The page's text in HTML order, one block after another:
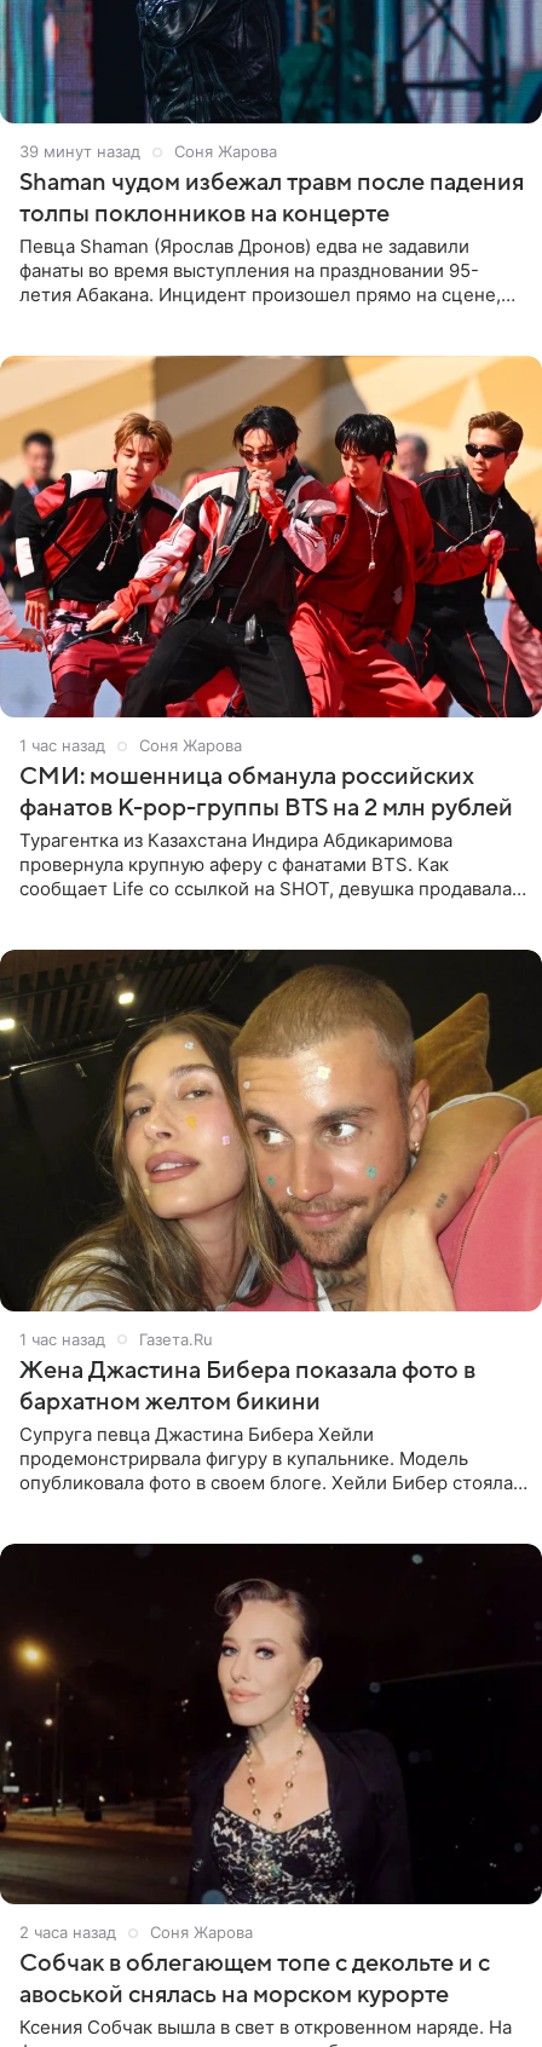
39 минут назад Соня Жарова
Shaman чудом избежал травм после падения
толпы поклонников на концерте
Певца Shaman (Ярослав Дронов) едва не задавили
фанаты во время выступления на праздновании 95-
летия Абакана. Инцидент произошел прямо на сцене,
1 час назад Соня Жарова
СМИ: мошенница обманула российских
фанатов K-pop-группы BTS на 2 млн рублей
Турагентка из Казахстана Индира Абдикаримова
провернула крупную аферу с фанатами BTS. Как
сообщает Life со ссылкой на SHOT, девушка продавала
1 час назад Газета.Ru
Жена Джастина Бибера показала фото в
бархатном желтом бикини
Супруга певца Джастина Бибера Хейли
продемонстрирвала фигуру в купальнике. Модель
опубликовала фото в своем блоге. Хейли Бибер стояла
2 часа назад Соня Жарова
Собчак в облегающем топе с декольте и с
авоськой снялась на морском курорте
Ксения Собчак вышла в свет в откровенном наряде. На